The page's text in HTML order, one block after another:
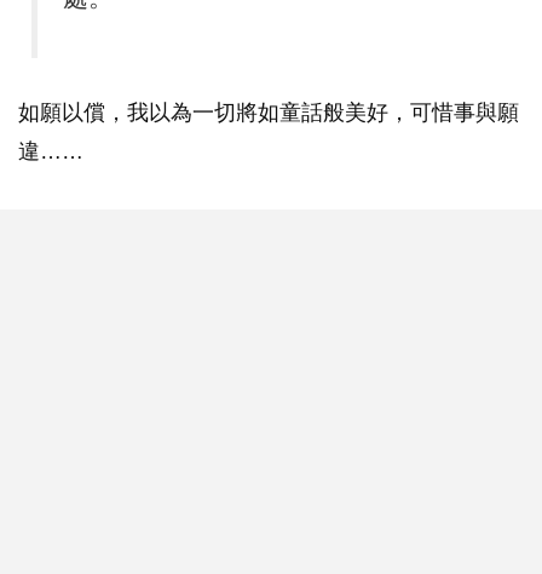
如願以償，我以為一切將如童話般美好，可惜事與願
違……